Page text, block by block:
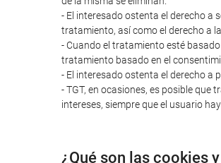
- El interesado ostenta el derecho a
tratamiento, así como el derecho a
- Cuando el tratamiento esté
tratamiento basado en el
- El interesado ostenta el derecho a
- TGT, en ocasiones, es posible
intereses, siempre que el usuario
¿Qué son las cookies